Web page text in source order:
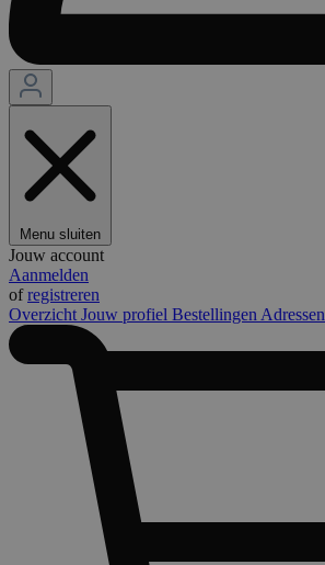
Menu sluiten
Jouw account
Aanmelden
ofregistreren
Overzicht Jouw profiel Bestellingen Adressen